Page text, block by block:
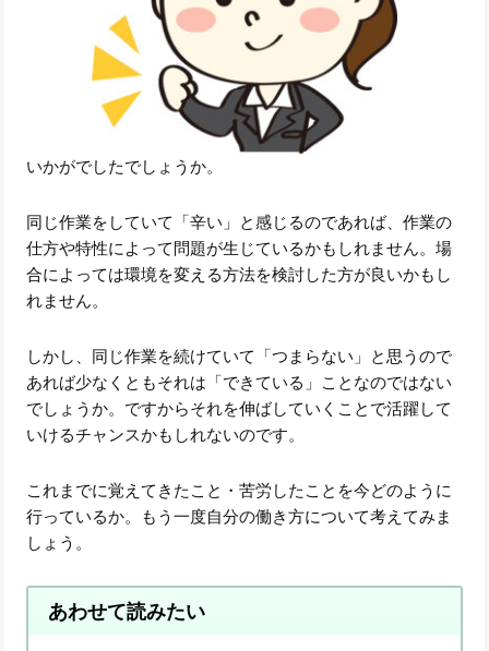
いかがでしたでしょうか。
同じ作業をしていて「辛い」と感じるのであれば、作業の
仕方や特性によって問題が生じているかもしれません。場
合によっては環境を変える方法を検討した方が良いかもし
れません。
しかし、同じ作業を続けていて「つまらない」と思うので
あれば少なくともそれは「できている」ことなのではない
でしょうか。ですからそれを伸ばしていくことで活躍して
いけるチャンスかもしれないのです。
これまでに覚えてきたこと・苦労したことを今どのように
行っているか。もう一度自分の働き方について考えてみま
しょう。
あわせて読みたい